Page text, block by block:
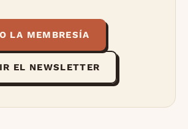
LA MEMBRESÍA
EL NEWSLETTER